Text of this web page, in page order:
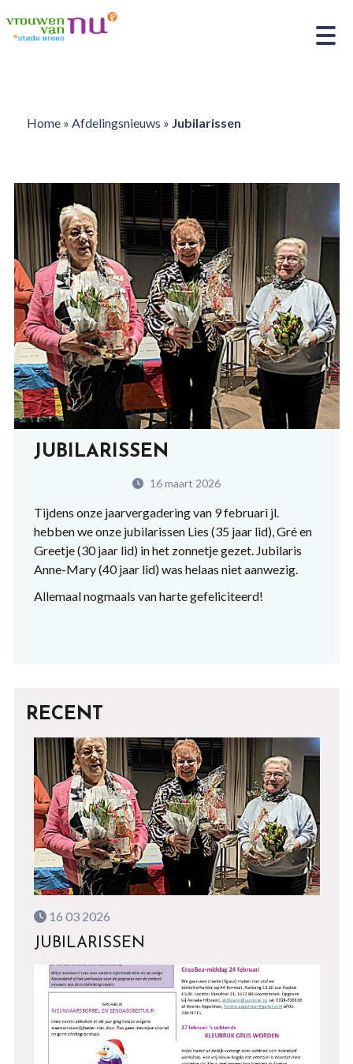
Home» Afdelingsnieuws » Jubilarissen
JUBILARISSEN
16 maart 2026
Tijdens onze jaarvergadering van 9 februari jl.
hebben we onze jubilarissen Lies (35 jaar lid), Gré en
Greetje (30 jaar lid) in het zonnetje gezet. Jubilaris
Anne-Mary (40 jaar lid) was helaas niet aanwezig.
Allemaal nogmaals van harte gefeliciteerd!
RECENT
16 03 2026
JUBILARISSEN